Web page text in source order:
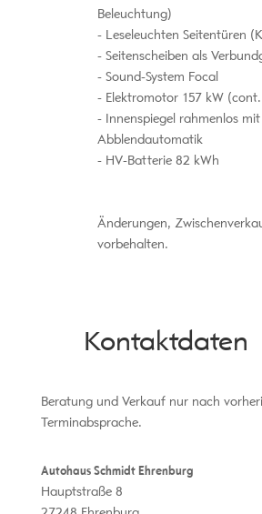
Beleuchtung)
Leseleuchten Seitentüren
Seitenscheiben als
Sound-System Focal
Elektromotor 157 kW
Innenspiegel rahmenlos mit
Abblendautomatik
HV-Batterie 82 kWh
Änderungen,
vorbehalten.
Kontaktdaten
Beratung und Verkauf nur nach
Terminabsprache.
Autohaus Schmidt Ehrenburg
Hauptstraße 8